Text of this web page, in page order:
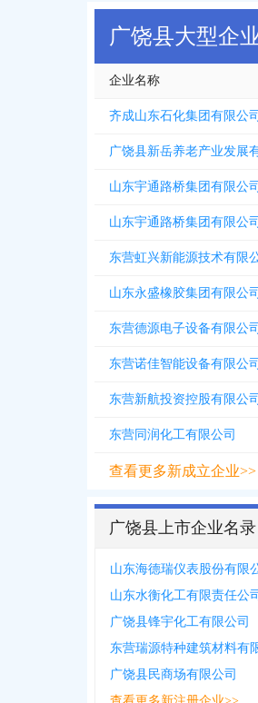
广饶县大型企
企业名称
齐成山东石化集团有限公司
广饶县新岳养老产业发展
山东宇通路桥集团有限公司
山东宇通路桥集团有限公司
东营虹兴新能源技术有限
山东永盛橡胶集团有限公司
东营德源电子设备有限公司
东营诺佳智能设备有限公司
东营新航投资控股有限公司
东营同润化工有限公司
查看更多新成立企业>>
广饶县上市企业名录
山东海德瑞仪表股份有限
山东水衡化工有限责任公司
广饶县锋宇化工有限公司
东营瑞源特种建筑材料有
广饶县民商场有限公司